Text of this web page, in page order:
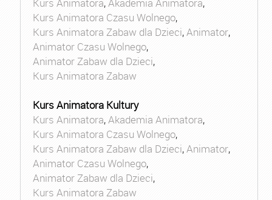
Kurs Animatora Czasu Wolnego,
Kurs Animatora Zabaw dla Dzieci,Animator,
Animator Czasu Wolnego,
Animator Zabaw dla Dzieci,
Kurs Animatora Zabaw
Kurs Animatora Kultury
Kurs Animatora,Akademia Animatora,
Kurs Animatora Czasu Wolnego,
Kurs Animatora Zabaw dla Dzieci,Animator,
Animator Czasu Wolnego,
Animator Zabaw dla Dzieci,
Kurs Animatora Zabaw